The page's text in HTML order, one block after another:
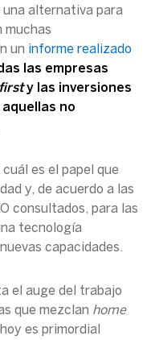
alternativa para
muchas
un informe realizado
las empresas
y las inversiones
no
es el papel que
y, de acuerdo a las
consultados, para las
tecnología
capacidades.
el auge del trabajo
que mezclan home
es primordial